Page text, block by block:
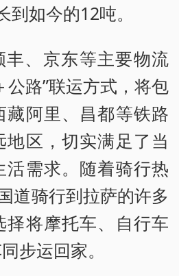
如今的12吨。
丰、京东等主要物流
公路”联运方式，将包
藏阿里、昌都等铁路
区，切实满足了当
活需求。随着骑行热
道骑行到拉萨的许多
择将摩托车、自行车
步运回家。